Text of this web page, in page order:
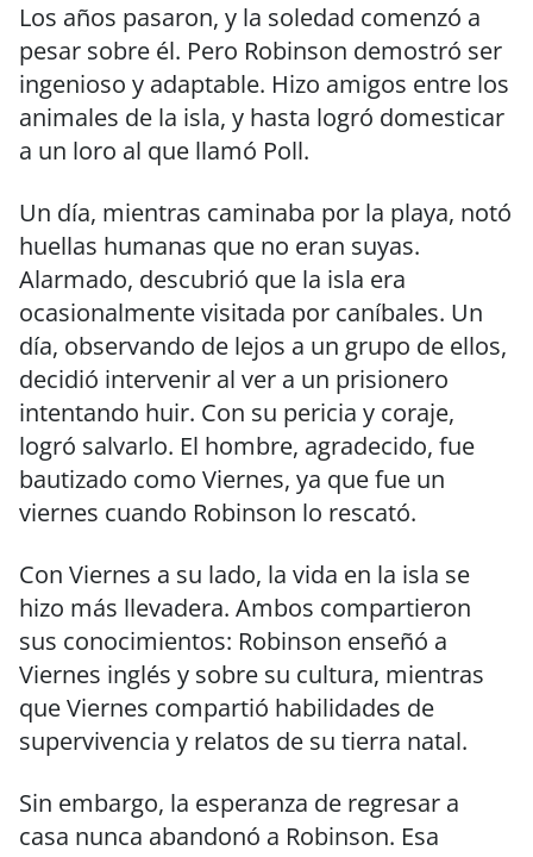
Los años pasaron, y la soledad comenzó a
pesar sobre él. Pero Robinson demostró ser
ingenioso y adaptable. Hizo amigos entre los
animales de la isla, y hasta logró domesticar
a un loro al que llamó Poll.
Un día, mientras caminaba por la playa, notó
huellas humanas que no eran suyas.
Alarmado, descubrió que la isla era
ocasionalmente visitada por caníbales. Un
día, observando de lejos a un grupo de ellos,
decidió intervenir al ver a un prisionero
intentando huir. Con su pericia y coraje,
logró salvarlo. El hombre, agradecido, fue
bautizado como Viernes, ya que fue un
viernes cuando Robinson lo rescató.
Con Viernes a su lado, la vida en la isla se
hizo más llevadera. Ambos compartieron
sus conocimientos: Robinson enseñó a
Viernes inglés y sobre su cultura, mientras
que Viernes compartió habilidades de
supervivencia y relatos de su tierra natal.
Sin embargo, la esperanza de regresar a
casa nunca abandonó a Robinson. Esa